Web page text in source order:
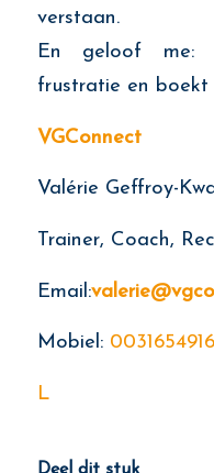
verstaan.
En geloof me:
frustratie en boekt
VGConnect
Valérie Geffroy-
Trainer, Coach,
Email:
Mobiel:
L